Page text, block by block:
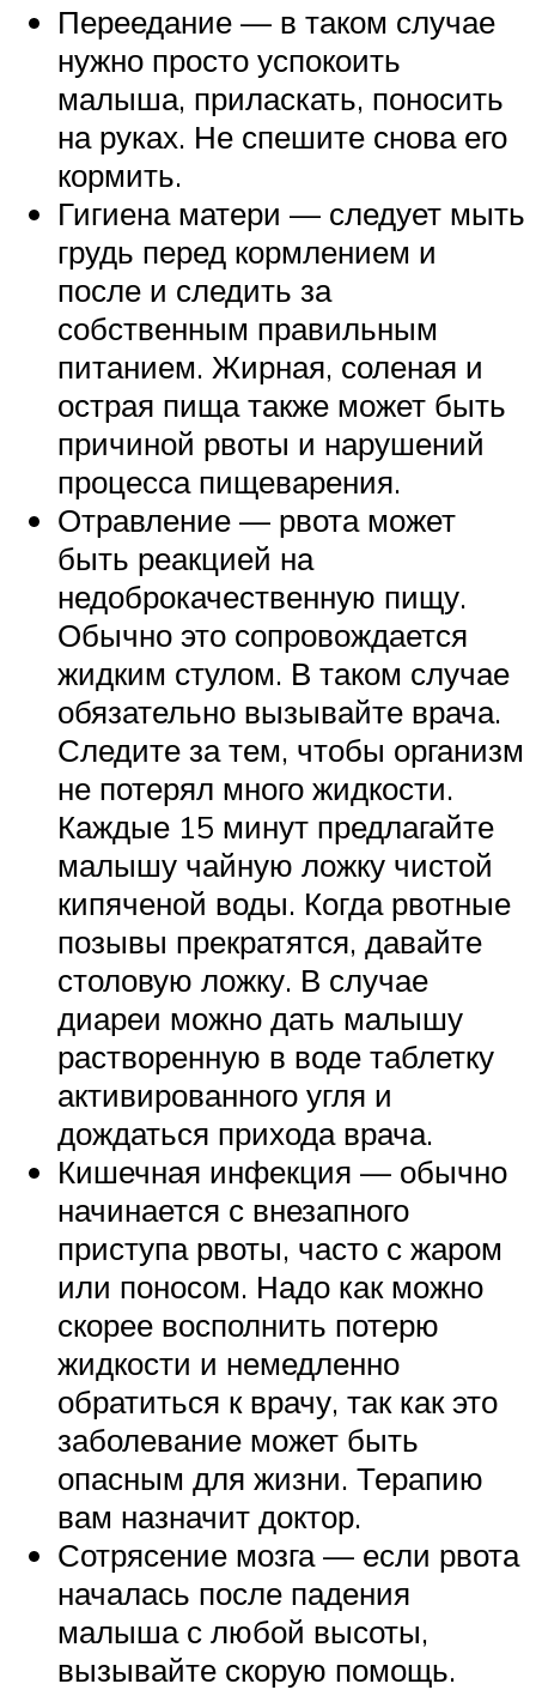
Переедание — в таком случае
нужно просто успокоить
малыша, приласкать, поносить
на руках. Не спешите снова его
кормить.
Гигиена матери — следует мыть
грудь перед кормлением и
после и следить за
собственным правильным
питанием. Жирная, соленая и
острая пища также может быть
причиной рвоты и нарушений
процесса пищеварения.
Отравление — рвота может
быть реакцией на
недоброкачественную пищу.
Обычно это сопровождается
жидким стулом. В таком случае
обязательно вызывайте врача.
Следите за тем, чтобы организм
не потерял много жидкости.
Каждые 15 минут предлагайте
малышу чайную ложку чистой
кипяченой воды. Когда рвотные
позывы прекратятся, давайте
столовую ложку. В случае
диареи можно дать малышу
растворенную в воде таблетку
активированного угля и
дождаться прихода врача.
Кишечная инфекция — обычно
начинается с внезапного
приступа рвоты, часто с жаром
или поносом. Надо как можно
скорее восполнить потерю
жидкости и немедленно
обратиться к врачу, так как это
заболевание может быть
опасным для жизни. Терапию
вам назначит доктор.
Сотрясение мозга — если рвота
началась после падения
малыша с любой высоты,
вызывайте скорую помощь.